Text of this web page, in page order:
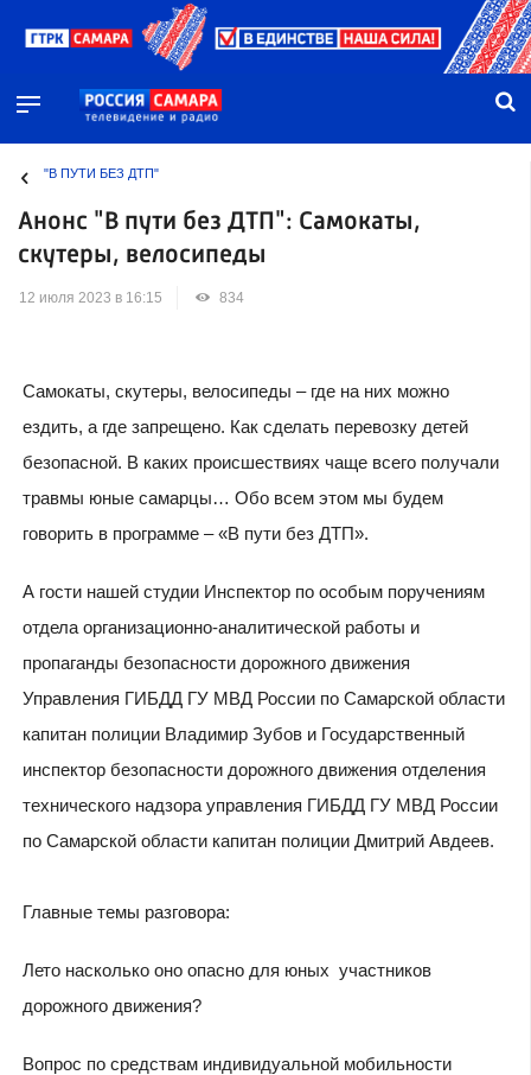
"В ПУТИ БЕЗ ДТП"
Анонс "В пути без ДТП": Самокаты,
скутеры, велосипеды
12 июля 2023 в 16:15 834
Самокаты, скутеры, велосипеды – где на них можно
ездить, а где запрещено. Как сделать перевозку детей
безопасной. В каких происшествиях чаще всего получали
травмы юные самарцы… Обо всем этом мы будем
говорить в программе – «В пути без ДТП».
А гости нашей студии Инспектор по особым поручениям
отдела организационно-аналитической работы и
пропаганды безопасности дорожного движения
Управления ГИБДД ГУ МВД России по Самарской области
капитан полиции Владимир Зубов и Государственный
инспектор безопасности дорожного движения отделения
технического надзора управления ГИБДД ГУ МВД России
по Самарской области капитан полиции Дмитрий Авдеев.
Главные темы разговора:
Лето насколько оно опасно для юных участников
дорожного движения?
Вопрос по средствам индивидуальной мобильности